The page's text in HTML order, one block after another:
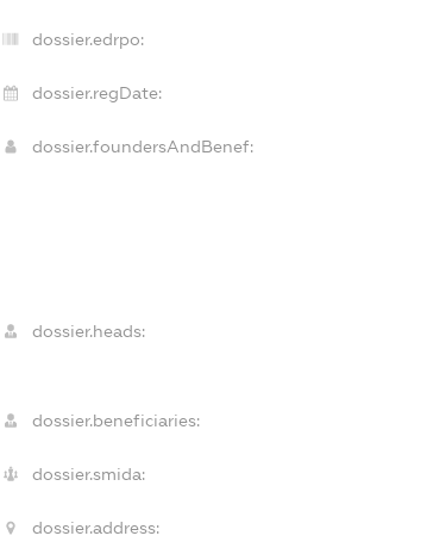
dossier.edrpo:
dossier.regDate:
dossier.foundersAndBenef:
dossier.heads:
dossier.beneficiaries:
dossier.smida:
dossier.address: